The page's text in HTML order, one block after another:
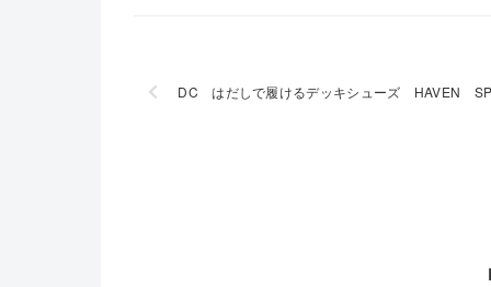
DC はだしで履けるデッキシューズ HAVEN